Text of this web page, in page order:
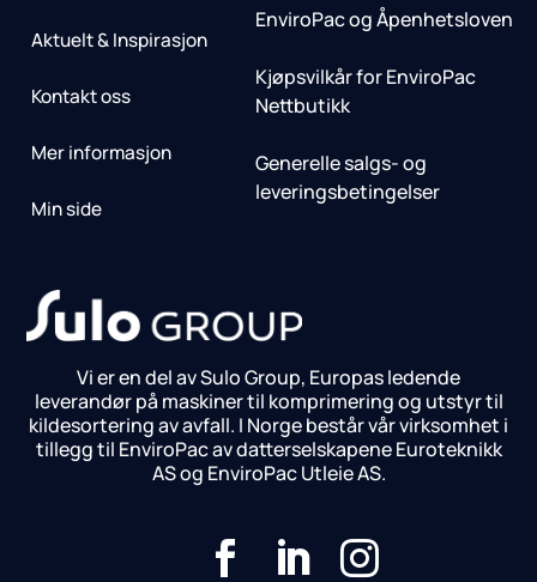
Aktuelt & Inspirasjon
Kontakt oss
Mer informasjon
Min side
EnviroPac og Åpenhetsloven
Kjøpsvilkår for EnviroPac
Nettbutikk
Generelle salgs- og
leveringsbetingelser
Vi er en del av Sulo Group, Europas ledende
leverandør på maskiner til komprimering og utstyr til
kildesortering av avfall. I Norge består vår virksomhet i
tillegg til EnviroPac av datterselskapene Euroteknikk
AS og EnviroPac Utleie AS.
  